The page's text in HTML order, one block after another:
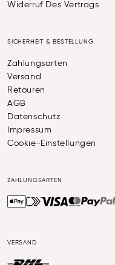
Widerruf Des Vertrags
SICHERHEIT & BESTELLUNG
Zahlungsarten
Versand
Retouren
AGB
Datenschutz
Impressum
Cookie-Einstellungen
ZAHLUNGSARTEN
VERSAND